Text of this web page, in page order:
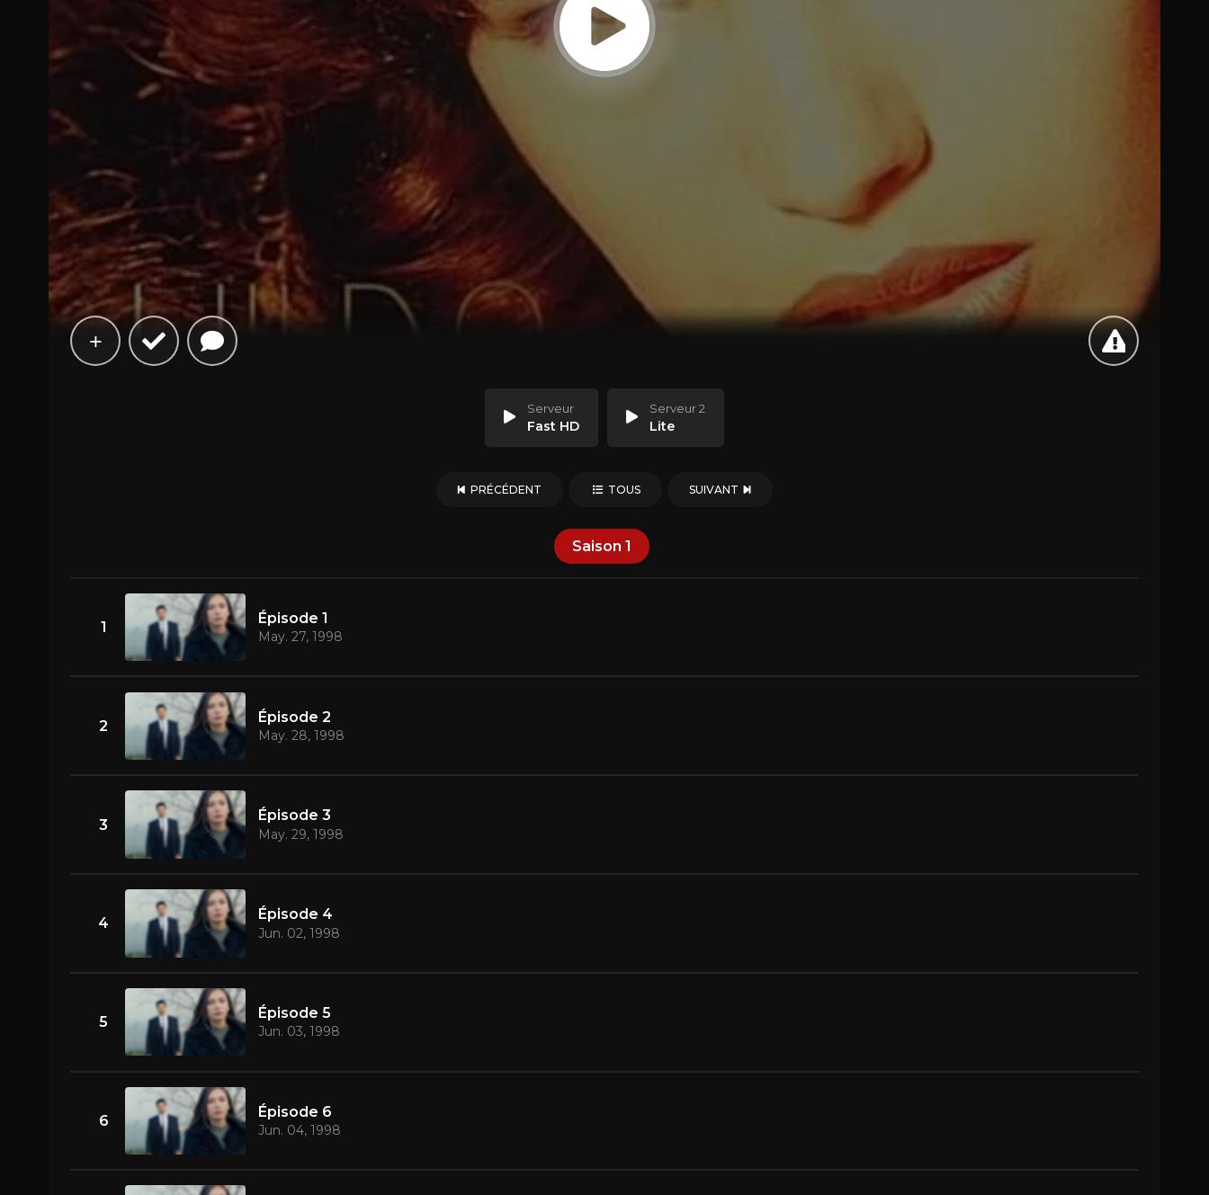
Serveur
Fast HD
Serveur 2
Lite
PRÉCÉDENT TOUS SUIVANT
Saison 1
1
Épisode 1
May. 27, 1998
2
Épisode 2
May. 28, 1998
3
Épisode 3
May. 29, 1998
4
Épisode 4
Jun. 02, 1998
5
Épisode 5
Jun. 03, 1998
6
Épisode 6
Jun. 04, 1998